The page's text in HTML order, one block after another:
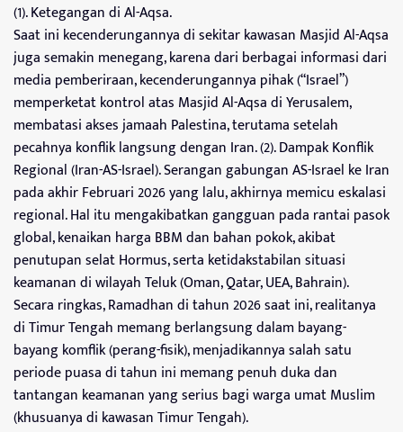
(1). Ketegangan di Al-Aqsa.
Saat ini kecenderungannya di sekitar kawasan Masjid Al-Aqsa
juga semakin menegang, karena dari berbagai informasi dari
media pemberiraan, kecenderungannya pihak (“Israel”)
memperketat kontrol atas Masjid Al-Aqsa di Yerusalem,
membatasi akses jamaah Palestina, terutama setelah
pecahnya konflik langsung dengan Iran. (2). Dampak Konflik
Regional (Iran-AS-Israel). Serangan gabungan AS-Israel ke Iran
pada akhir Februari 2026 yang lalu, akhirnya memicu eskalasi
regional. Hal itu mengakibatkan gangguan pada rantai pasok
global, kenaikan harga BBM dan bahan pokok, akibat
penutupan selat Hormus, serta ketidakstabilan situasi
keamanan di wilayah Teluk (Oman, Qatar, UEA, Bahrain).
Secara ringkas, Ramadhan di tahun 2026 saat ini, realitanya
di Timur Tengah memang berlangsung dalam bayang-
bayang komflik (perang-fisik), menjadikannya salah satu
periode puasa di tahun ini memang penuh duka dan
tantangan keamanan yang serius bagi warga umat Muslim
(khusuanya di kawasan Timur Tengah).